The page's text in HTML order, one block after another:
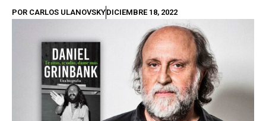
POR CARLOS ULANOVSKYDICIEMBRE 18, 2022